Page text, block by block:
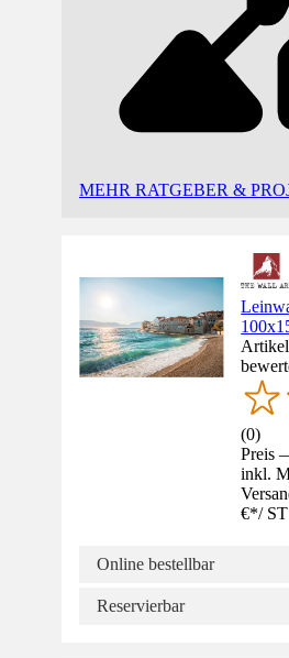
MEHR RATGEBER &
(0)
Preis
inkl.
€*/ ST
Online bestellbar
Reservierbar